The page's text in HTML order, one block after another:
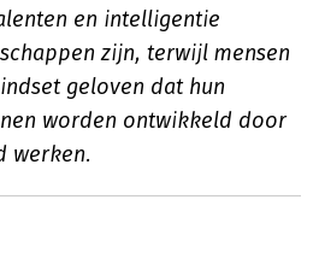
en intelligentie
zijn, terwijl mensen
geloven dat hun
worden ontwikkeld door
werken.